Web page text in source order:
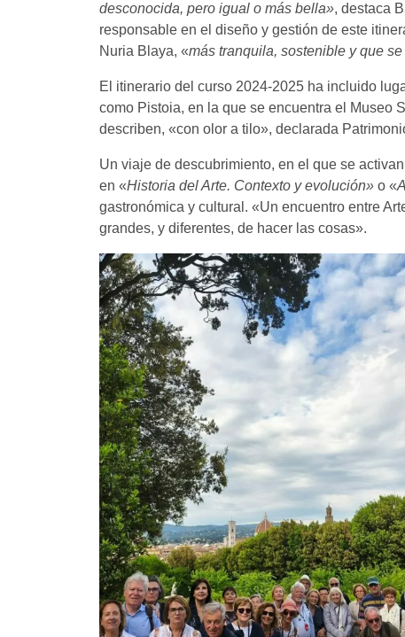
desconocida, pero igual o más bella», destaca
responsable en el diseño y gestión de este
Nuria Blaya, «más tranquila, sostenible y que
El itinerario del curso 2024-2025 ha incluido
como Pistoia, en la que se encuentra el Museo
describen, «con olor a tilo», declarada
Un viaje de descubrimiento, en el que se
en «Historia del Arte. Contexto y evolución» o «
gastronómica y cultural. «Un encuentro entre
grandes, y diferentes, de hacer las cosas».